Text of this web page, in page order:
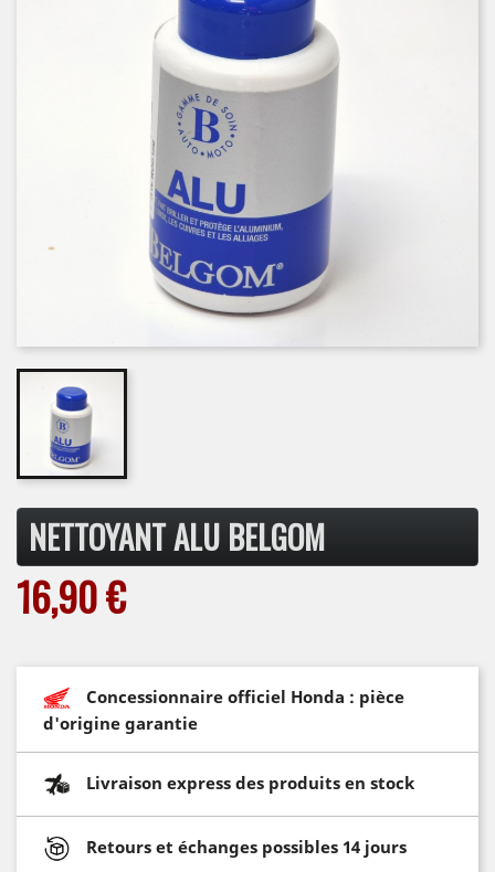
NETTOYANT ALU BELGOM
16,90 €
Concessionnaire officiel Honda : pièce
d'origine garantie
Livraison express des produits en stock
Retours et échanges possibles 14 jours